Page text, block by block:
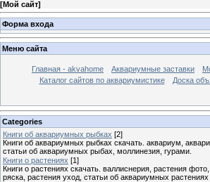
[Мой сайт]
Форма входа
Меню сайта
Главная - akvahome Аквариумные заставки
Каталог сайтов по аквариумистике
Доска
Categories
Книги об аквариумных рыбках [2]
Книги об аквариумных рыбках скачать. аквариум,
статьи об аквариумных рыбах, моллинезия, гурами.
Книги о растениях [1]
Книги о растениях скачать. валлиснерия, растения
ряска, растения уход, статьи об аквариумных растениях